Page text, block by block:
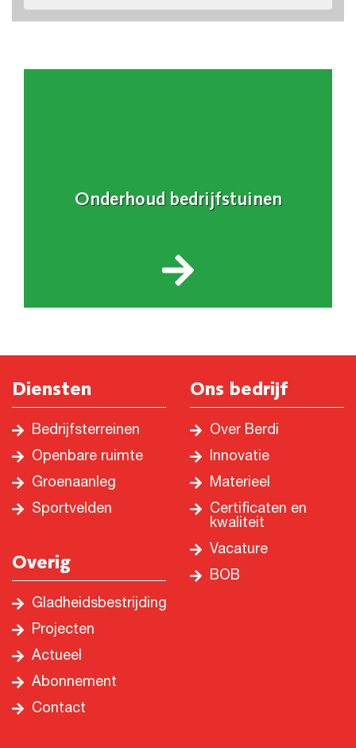
Onderhoud bedrijfstuinen
Diensten
Bedrijfsterreinen
Openbare ruimte
Groenaanleg
Sportvelden
Ons bedrijf
Over Berdi
Innovatie
Materieel
Certificaten en
kwaliteit
Vacature
BOB
Overig
Gladheidsbestrijding
Projecten
Actueel
Abonnement
Contact